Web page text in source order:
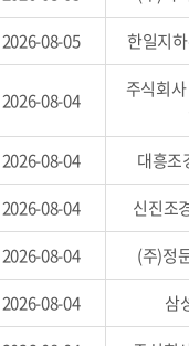
2026-08-05 한일지
2026-08-04
주식회
2026-08-04
대흥조
2026-08-04
신진조
2026-08-04
(주)정
2026-08-04
삼